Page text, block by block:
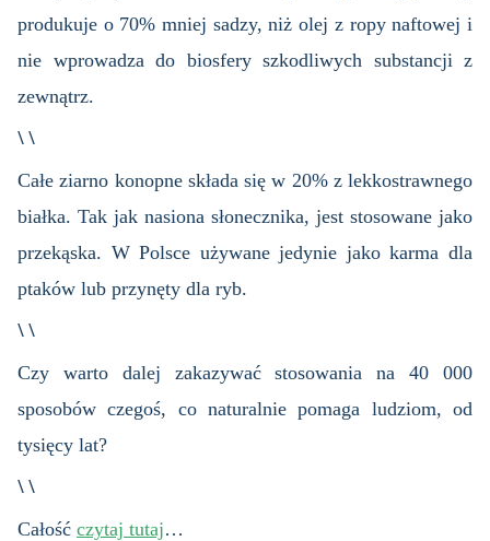
produkuje o 70% mniej sadzy, niż olej z ropy naftowej i
nie wprowadza do biosfery szkodliwych substancji z
zewnątrz.
\ \
Całe ziarno konopne składa się w 20% z lekkostrawnego
białka. Tak jak nasiona słonecznika, jest stosowane jako
przekąska. W Polsce używane jedynie jako karma dla
ptaków lub przynęty dla ryb.
\ \
Czy warto dalej zakazywać stosowania na 40 000
sposobów czegoś, co naturalnie pomaga ludziom, od
tysięcy lat?
\ \
Całość czytaj tutaj…